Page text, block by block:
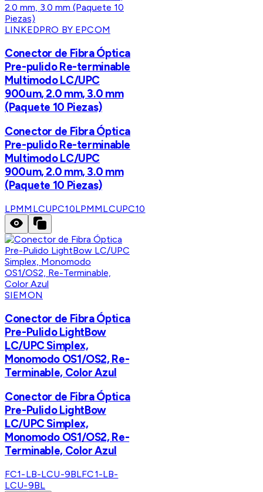
LINKEDPRO BY EPCOM
Conector de Fibra Óptica
Pre-pulido Re-terminable
Multimodo LC/UPC
900um, 2.0 mm, 3.0 mm
(Paquete 10 Piezas)
Conector de Fibra Óptica
Pre-pulido Re-terminable
Multimodo LC/UPC
900um, 2.0 mm, 3.0 mm
(Paquete 10 Piezas)
LPMMLCUPC10LPMMLCUPC10
SIEMON
Conector de Fibra Óptica
Pre-Pulido LightBow
LC/UPC Simplex,
Monomodo OS1/OS2, Re-
Terminable, Color Azul
Conector de Fibra Óptica
Pre-Pulido LightBow
LC/UPC Simplex,
Monomodo OS1/OS2, Re-
Terminable, Color Azul
FC1-LB-LCU-9BLFC1-LB-
LCU-9BL